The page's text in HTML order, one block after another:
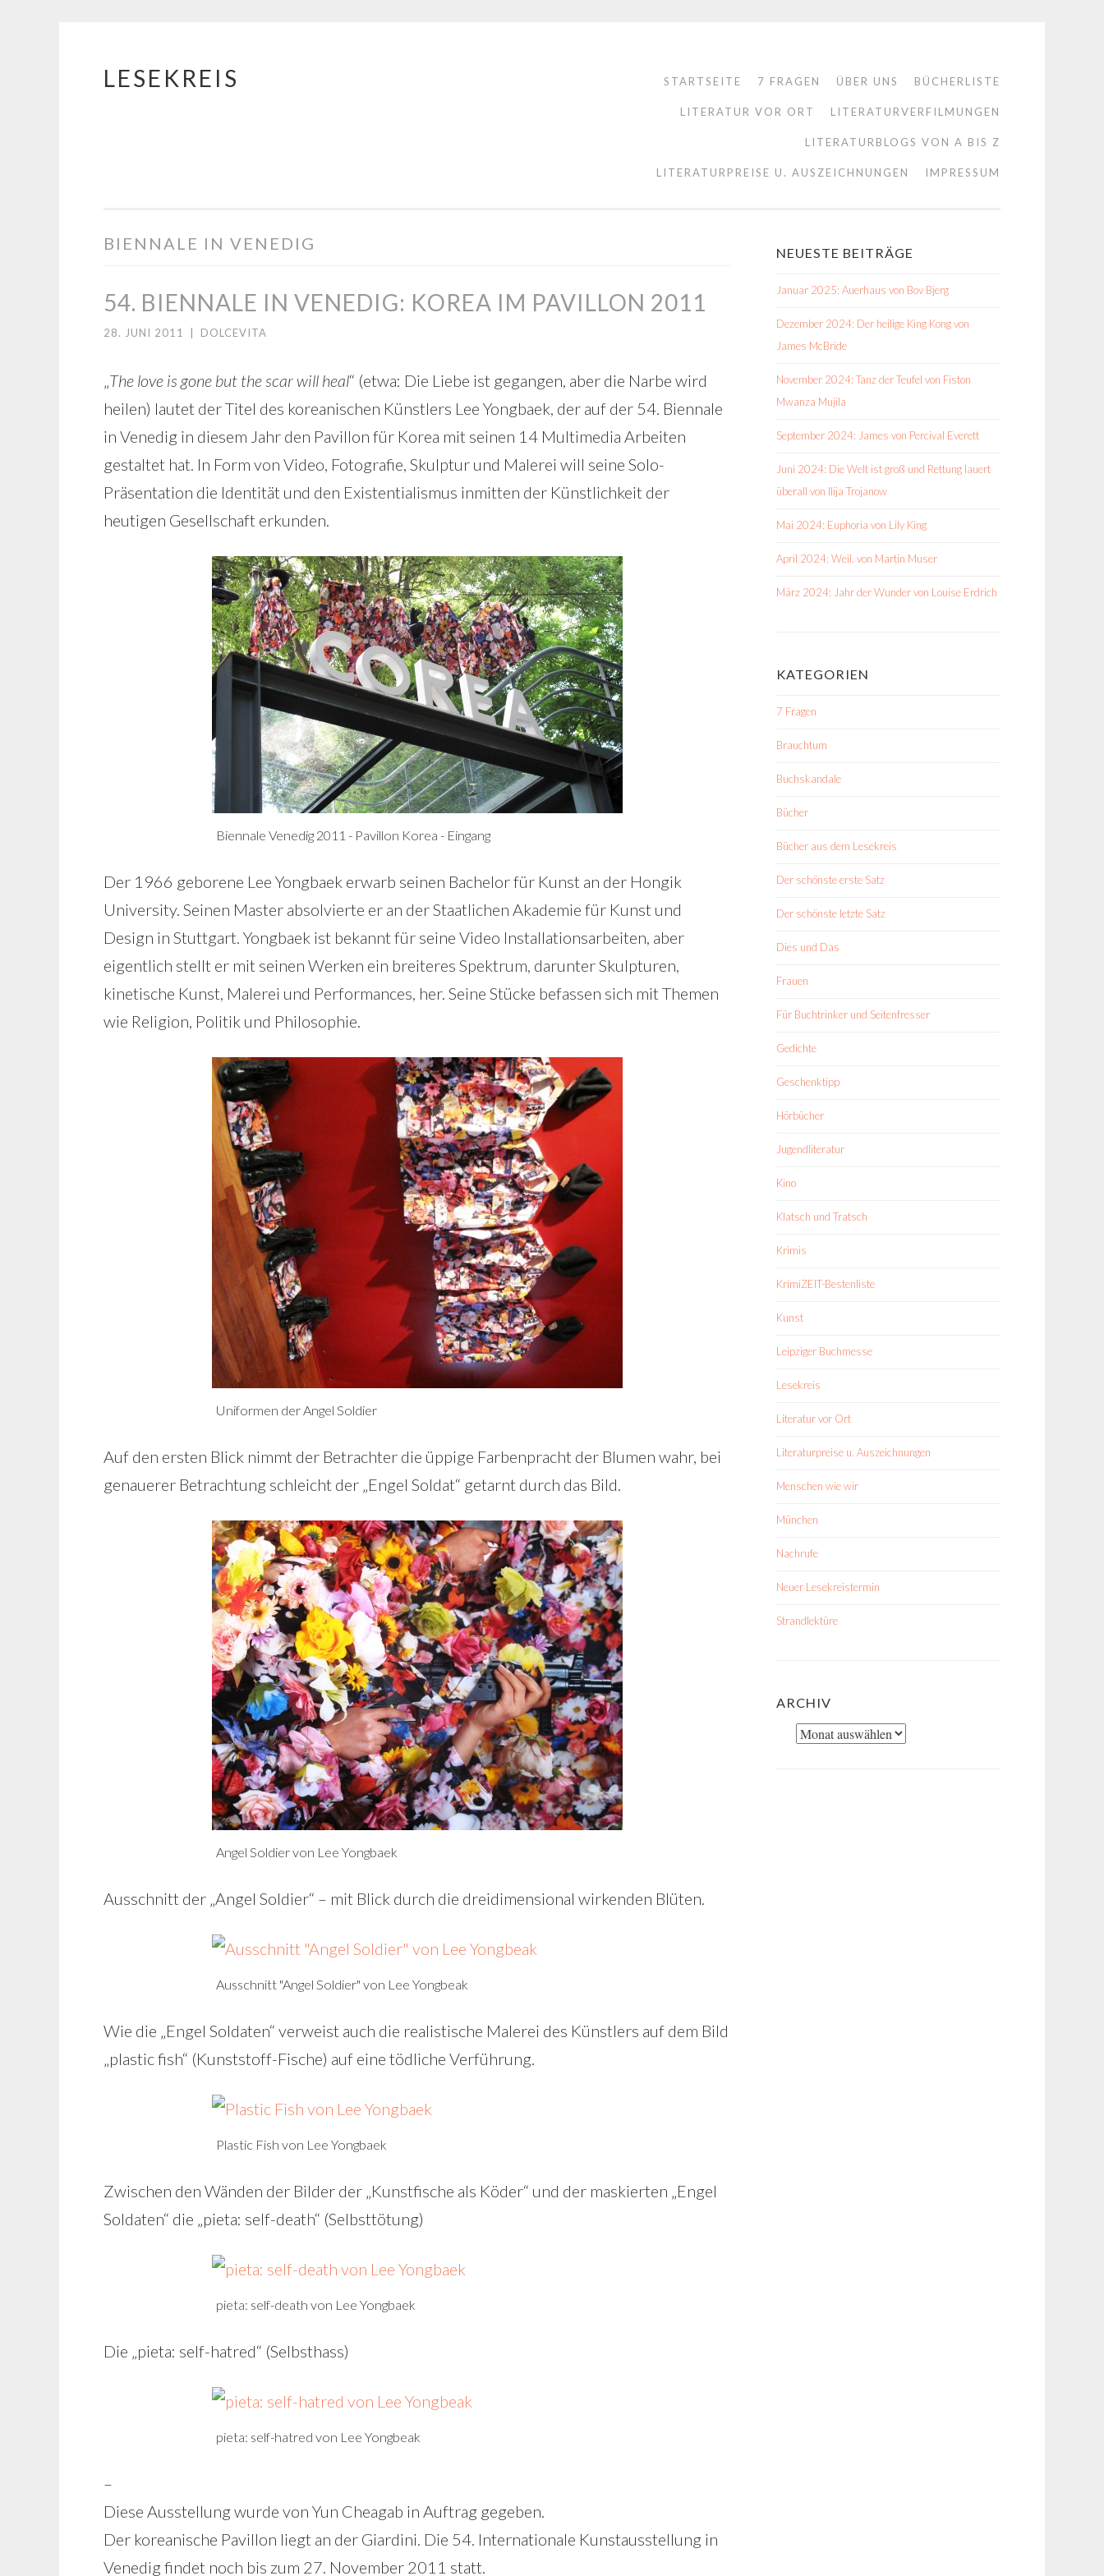
Springe
LESEKREIS STARTSEITE 7 FRAGEN ÜBER UNS BÜCHERLISTE
LITERATUR VOR ORT LITERATURVERFILMUNGEN
LITERATURBLOGS VON A BIS Z
LITERATURPREISE U. AUSZEICHNUNGEN IMPRESSUM
BIENNALE IN VENEDIG
54. BIENNALE IN VENEDIG: KOREA IM PAVILLON 2011
28. JUNI 2011 DOLCEVITA
„The love is gone but the scar will heal“ (etwa: Die Liebe ist gegangen, aber die Narbe wird
heilen) lautet der Titel des koreanischen Künstlers Lee Yongbaek, der auf der 54. Biennale
in Venedig in diesem Jahr den Pavillon für Korea mit seinen 14 Multimedia Arbeiten
gestaltet hat. In Form von Video, Fotografie, Skulptur und Malerei will seine Solo-
Präsentation die Identität und den Existentialismus inmitten der Künstlichkeit der
heutigen Gesellschaft erkunden.
Biennale Venedig 2011 - Pavillon Korea - Eingang
Der 1966 geborene Lee Yongbaek erwarb seinen Bachelor für Kunst an der Hongik
University. Seinen Master absolvierte er an der Staatlichen Akademie für Kunst und
Design in Stuttgart. Yongbaek ist bekannt für seine Video Installationsarbeiten, aber
eigentlich stellt er mit seinen Werken ein breiteres Spektrum, darunter Skulpturen,
kinetische Kunst, Malerei und Performances, her. Seine Stücke befassen sich mit Themen
wie Religion, Politik und Philosophie.
Uniformen der Angel Soldier
Auf den ersten Blick nimmt der Betrachter die üppige Farbenpracht der Blumen wahr, bei
genauerer Betrachtung schleicht der „Engel Soldat“ getarnt durch das Bild.
Angel Soldier von Lee Yongbaek
Ausschnitt der „Angel Soldier“ – mit Blick durch die dreidimensional wirkenden Blüten.
Ausschnitt "Angel Soldier" von Lee Yongbeak
Wie die „Engel Soldaten“ verweist auch die realistische Malerei des Künstlers auf dem Bild
„plastic fish“ (Kunststoff-Fische) auf eine tödliche Verführung.
Plastic Fish von Lee Yongbaek
Zwischen den Wänden der Bilder der „Kunstfische als Köder“ und der maskierten „Engel
Soldaten“ die „pieta: self-death“ (Selbsttötung)
pieta: self-death von Lee Yongbaek
Die „pieta: self-hatred“ (Selbsthass)
pieta: self-hatred von Lee Yongbeak
–
Diese Ausstellung wurde von Yun Cheagab in Auftrag gegeben.
Der koreanische Pavillon liegt an der Giardini. Die 54. Internationale Kunstausstellung in
Venedig findet noch bis zum 27. November 2011 statt.
NEUESTE BEITRÄGE
Januar 2025: Auerhaus von Bov Bjerg
Dezember 2024: Der heilige King Kong von
James McBride
November 2024: Tanz der Teufel von Fiston
Mwanza Mujila
September 2024: James von Percival Everett
Juni 2024: Die Welt ist groß und Rettung lauert
überall von Ilija Trojanow
Mai 2024: Euphoria von Lily King
April 2024: Weil. von Martin Muser
März 2024: Jahr der Wunder von Louise Erdrich
KATEGORIEN
7 Fragen
Brauchtum
Buchskandale
Bücher
Bücher aus dem Lesekreis
Der schönste erste Satz
Der schönste letzte Satz
Dies und Das
Frauen
Für Buchtrinker und Seitenfresser
Gedichte
Geschenktipp
Hörbücher
Jugendliteratur
Kino
Klatsch und Tratsch
Krimis
KrimiZEIT-Bestenliste
Kunst
Leipziger Buchmesse
Lesekreis
Literatur vor Ort
Literaturpreise u. Auszeichnungen
Menschen wie wir
München
Nachrufe
Neuer Lesekreistermin
Strandlektüre
ARCHIV
Archiv